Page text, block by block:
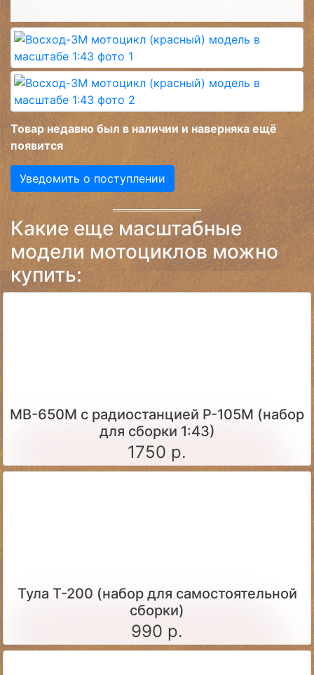
Товар недавно был в наличии и наверняка ещё
появится
Уведомить о поступлении
Какие еще масштабные
модели мотоциклов можно
купить:
МВ-650М с радиостанцией Р-105М (набор
для сборки 1:43)
1750 р.
Тула Т-200 (набор для самостоятельной
сборки)
990 р.